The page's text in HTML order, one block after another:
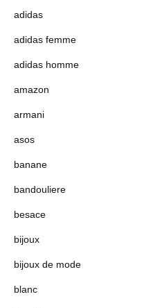
adidas
adidas femme
adidas homme
amazon
armani
asos
banane
bandouliere
besace
bijoux
bijoux de mode
blanc